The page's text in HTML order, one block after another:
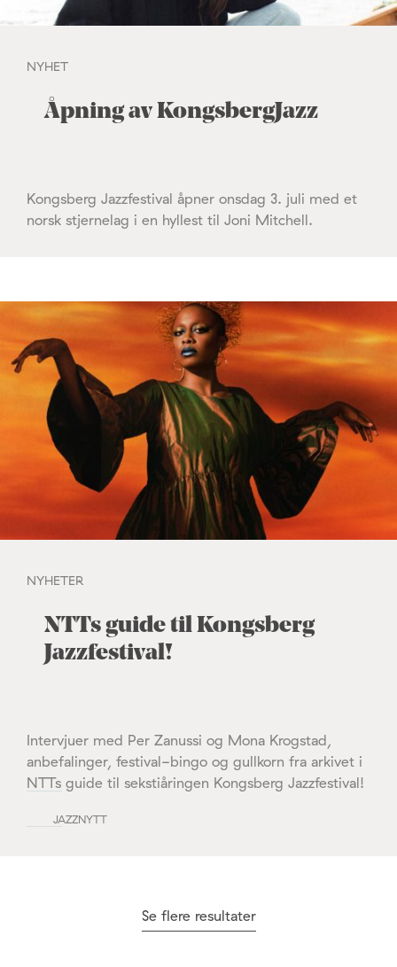
NYHET
Åpning av KongsbergJazz
Kongsberg Jazzfestival åpner onsdag 3. juli med et
norsk stjernelag i en hyllest til Joni Mitchell.
NYHETER
NTTs guide til Kongsberg
Jazzfestival!
Intervjuer med Per Zanussi og Mona Krogstad,
anbefalinger, festival-bingo og gullkorn fra arkivet i
NTTs guide til sekstiåringen Kongsberg Jazzfestival!
JAZZNYTT
Se flere resultater